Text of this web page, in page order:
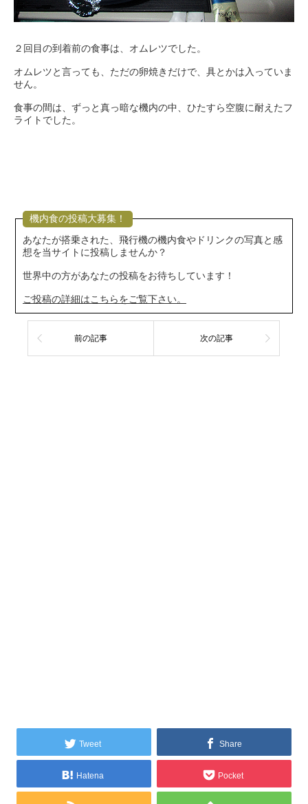
２回目の到着前の食事は、オムレツでした。
オムレツと言っても、ただの卵焼きだけで、具とかは入っていま
せん。
食事の間は、ずっと真っ暗な機内の中、ひたすら空腹に耐えたフ
ライトでした。
機内食の投稿大募集！
あなたが搭乗された、飛行機の機内食やドリンクの写真と感
想を当サイトに投稿しませんか？
世界中の方があなたの投稿をお待ちしています！
ご投稿の詳細はこちらをご覧下さい。
前の記事 次の記事
Tweet Share
Hatena Pocket